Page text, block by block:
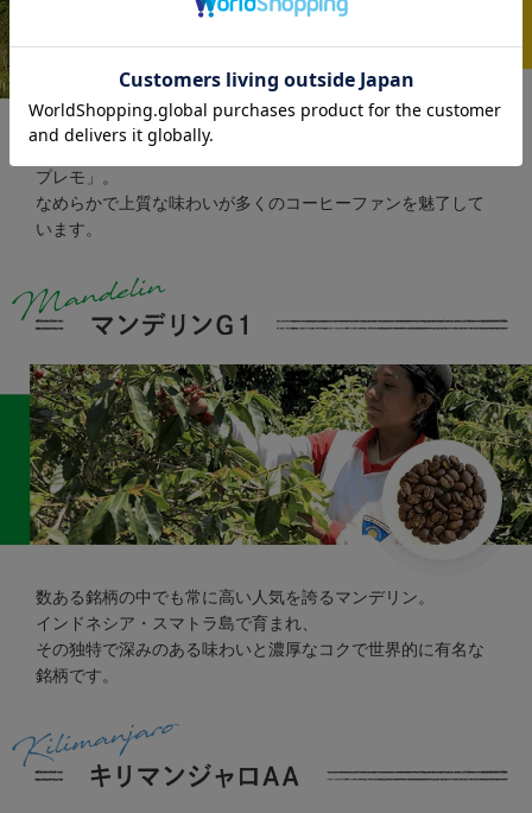
世界有数のコーヒー産地であるコロンビアの上級規格が「ス
プレモ」。
なめらかで上質な味わいが多くのコーヒーファンを魅了して
います。
数ある銘柄の中でも常に高い人気を誇るマンデリン。
インドネシア・スマトラ島で育まれ、
その独特で深みのある味わいと濃厚なコクで世界的に有名な
銘柄です。